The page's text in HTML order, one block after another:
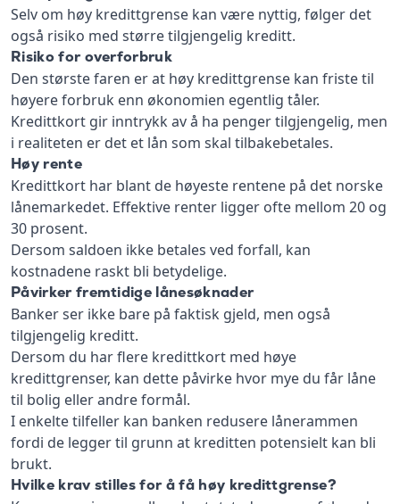
Selv om høy kredittgrense kan være nyttig, følger det
også risiko med større tilgjengelig kreditt.
Risiko for overforbruk
Den største faren er at høy kredittgrense kan friste til
høyere forbruk enn økonomien egentlig tåler.
Kredittkort gir inntrykk av å ha penger tilgjengelig, men
i realiteten er det et lån som skal tilbakebetales.
Høy rente
Kredittkort har blant de høyeste rentene på det norske
lånemarkedet. Effektive renter ligger ofte mellom 20 og
30 prosent.
Dersom saldoen ikke betales ved forfall, kan
kostnadene raskt bli betydelige.
Påvirker fremtidige lånesøknader
Banker ser ikke bare på faktisk gjeld, men også
tilgjengelig kreditt.
Dersom du har flere kredittkort med høye
kredittgrenser, kan dette påvirke hvor mye du får låne
til bolig eller andre formål.
I enkelte tilfeller kan banken redusere lånerammen
fordi de legger til grunn at kreditten potensielt kan bli
brukt.
Hvilke krav stilles for å få høy kredittgrense?